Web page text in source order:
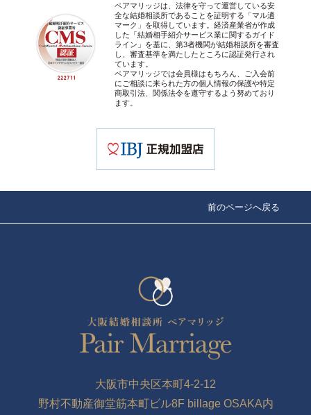
ペアマリッジは、法律を守って運営している安
全な結婚相談所であることを証明する「マル適
マーク」を取得しています。経済産業省が作成
した「結婚相手紹介サービス業に関するガイド
ライン」を基に、第3者機関が結婚相談所を審査
し、審査基準を満たしたところに認証発行され
ています。
ペアマリッジでは会員様はもちろん、ご入会前
にご相談に来られた方の個人情報の保護や特定
商取引法、関係法令を遵守するよう努めており
ます。
前のページへ戻る
大阪市中央区本町4-2-12
野村不動産御堂筋本町ビル8F billage OSAKA内